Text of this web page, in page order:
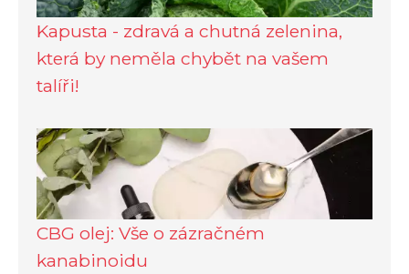
Kapusta - zdravá a chutná zelenina,
která by neměla chybět na vašem
talíři!
CBG olej: Vše o zázračném
kanabinoidu